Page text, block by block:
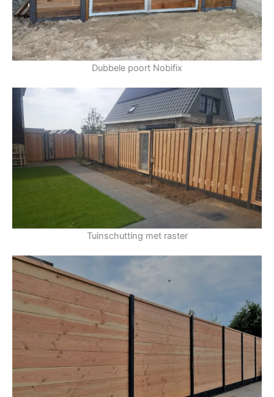
Dubbele poort Nobifix
Tuinschutting met raster